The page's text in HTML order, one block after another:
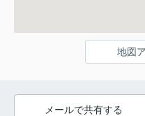
地図
メールで共有する